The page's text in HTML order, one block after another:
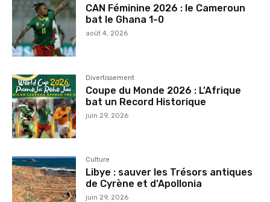
CAN Féminine 2026 : le Cameroun
bat le Ghana 1-0
août 4, 2026
Divertissement
Coupe du Monde 2026 : L’Afrique
bat un Record Historique
juin 29, 2026
Culture
Libye : sauver les Trésors antiques
de Cyrène et d’Apollonia
juin 29, 2026